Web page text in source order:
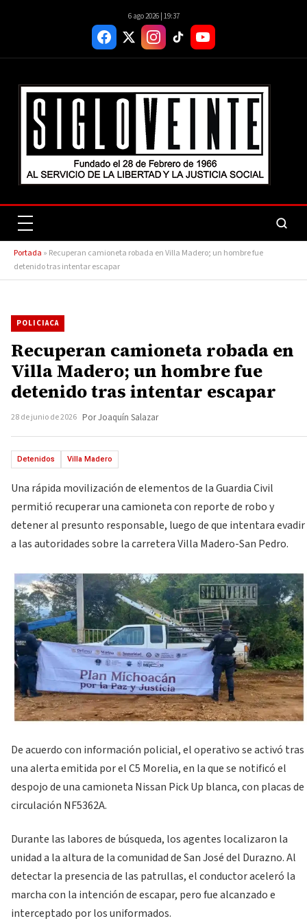
6 ago 2026 | 19:37
Portada » Recuperan camioneta robada en Villa Madero; un hombre fue
detenido tras intentar escapar
POLICIACA
Recuperan camioneta robada en
Villa Madero; un hombre fue
detenido tras intentar escapar
28 de junio de 2026 Por Joaquín Salazar
Detenidos Villa Madero
Una rápida movilización de elementos de la Guardia Civil
permitió recuperar una camioneta con reporte de robo y
detener al presunto responsable, luego de que intentara evadir
a las autoridades sobre la carretera Villa Madero-San Pedro.
De acuerdo con información policial, el operativo se activó tras
una alerta emitida por el C5 Morelia, en la que se notificó el
despojo de una camioneta Nissan Pick Up blanca, con placas de
circulación NF5362A.
Durante las labores de búsqueda, los agentes localizaron la
unidad a la altura de la comunidad de San José del Durazno. Al
detectar la presencia de las patrullas, el conductor aceleró la
marcha con la intención de escapar, pero fue alcanzado e
interceptado por los uniformados.